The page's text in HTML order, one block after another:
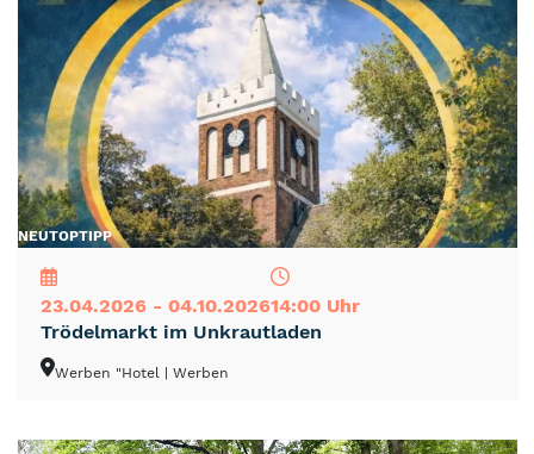
NEUTOPTIPP
23.04.2026 - 04.10.202614:00 Uhr
Trödelmarkt im Unkrautladen
Werben "Hotel | Werben